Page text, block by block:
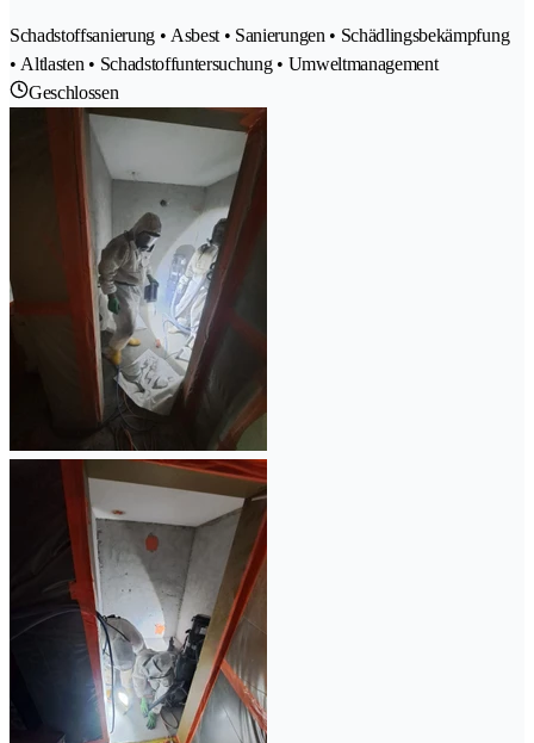
Schadstoffsanierung • Asbest • Sanierungen • Schädlingsbekämpfung
• Altlasten • Schadstoffuntersuchung • Umweltmanagement
Geschlossen